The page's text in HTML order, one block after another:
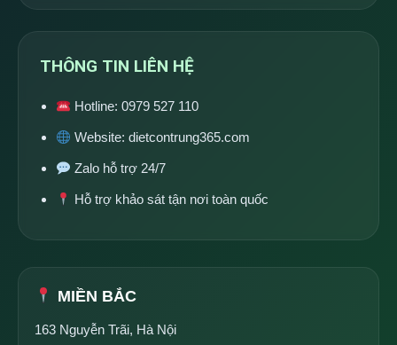
THÔNG TIN LIÊN HỆ
Hotline:0979 527 110
Website:dietcontrung365.com
Zalo hỗ trợ 24/7
Hỗ trợ khảo sát tận nơi toàn quốc
MIỀN BẮC
163 Nguyễn Trãi, Hà Nội